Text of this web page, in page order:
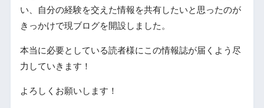
い、自分の経験を交えた情報を共有したいと思ったのが
きっかけで現ブログを開設しました。
本当に必要としている読者様にこの情報誌が届くよう尽
力していきます！
よろしくお願いします！